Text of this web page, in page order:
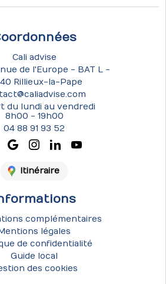
Cali advise
de l'Europe - BAT L -
Rillieux-la-Pape
du lundi au vendredi
8h00 - 19h00
04 88 91 93 52
Itinéraire
complémentaires
légales
de confidentialité
Guide local
des cookies